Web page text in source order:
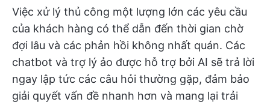
Việc xử lý thủ công một lượng lớn các yêu cầu
của khách hàng có thể dẫn đến thời gian chờ
đợi lâu và các phản hồi không nhất quán. Các
chatbot và trợ lý ảo được hỗ trợ bởi AI sẽ trả lời
ngay lập tức các câu hỏi thường gặp, đảm bảo
giải quyết vấn đề nhanh hơn và mang lại trải